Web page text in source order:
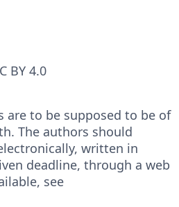
BY 4.0
are to be supposed to be of
The authors should
written in
deadline, through a web
see